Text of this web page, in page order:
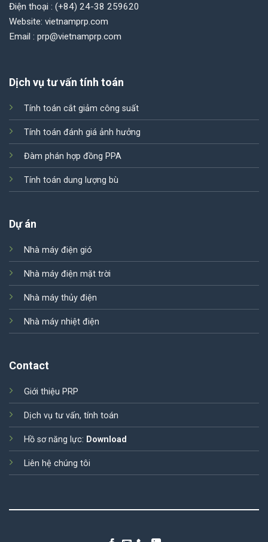
Điện thoại : (+84) 24-38 259620
Website: vietnamprp.com
Email : prp@vietnamprp.com
Dịch vụ tư vấn tính toán
Tính toán cắt giảm công suất
Tính toán đánh giá ảnh hưởng
Đàm phán hợp đồng PPA
Tính toán dung lượng bù
Dự án
Nhà máy điện gió
Nhà máy điện mặt trời
Nhà máy thủy điện
Nhà máy nhiệt điện
Contact
Giới thiệu PRP
Dịch vụ tư vấn, tính toán
Hồ sơ năng lực: Download
Liên hệ chúng tôi